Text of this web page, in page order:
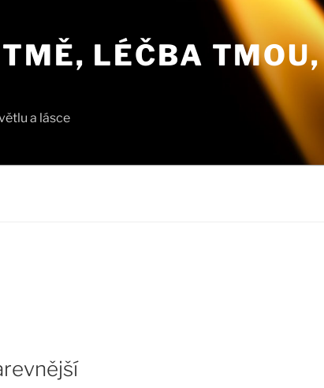
LÉČBA
a lásce